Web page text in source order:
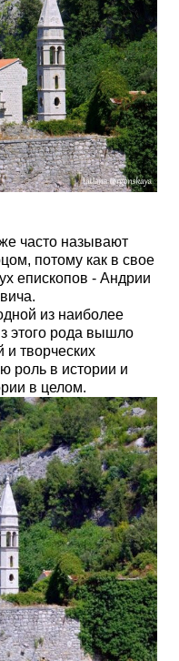
часто называют
потому как в свое
епископов - Андрии
из наиболее
этого рода вышло
творческих
роль в истории и
в целом.